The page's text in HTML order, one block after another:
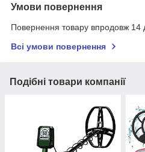
Умови повернення
Повернення товару впродовж 14
Всі умови повернення
Подібні товари компанії